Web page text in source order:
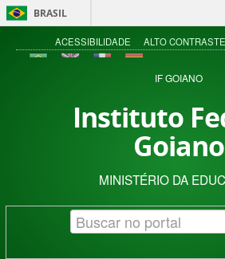
BRASIL
ACESSIBILIDADE ALTO CONTRASTE
IF GOIANO
Instituto
Goiano
MINISTÉRIO DA